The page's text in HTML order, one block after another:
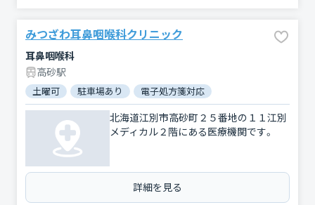
みつざわ耳鼻咽喉科クリニック
耳鼻咽喉科
高砂駅
土曜可 駐車場あり 電子処方箋対応
北海道江別市高砂町２５番地の１１江別
メディカル２階にある医療機関です。
詳細を見る